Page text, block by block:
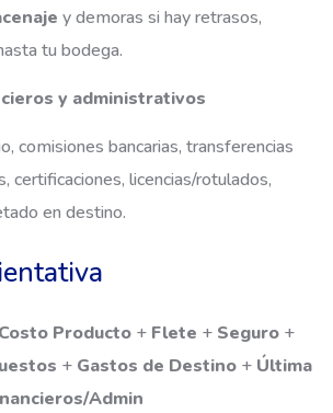
y demoras si hay retrasos,
tu bodega.
y administrativos
comisiones bancarias, transferencias
certificaciones, licencias/rotulados,
en destino.
Costo Producto + Flete + Seguro +
+ Gastos de Destino + Última
Admin